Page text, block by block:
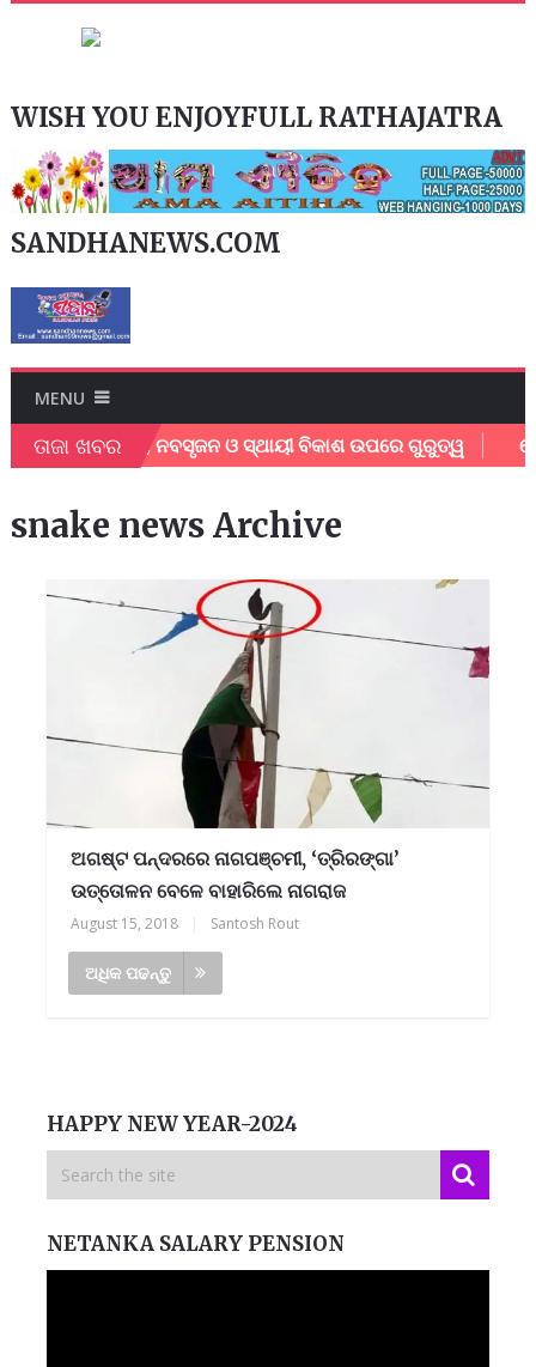
WISH YOU ENJOYFULL RATHAJATRA
SANDHANEWS.COM
MENU
ତାଜା ଖବର
ଶିକ୍ଷା, ନବସୃଜନ ଓ ସ୍ଥାୟୀ ବିକାଶ ଉପରେ ଗୁରୁତ୍ୱ
snake news Archive
ଅଗଷ୍ଟ ପନ୍ଦରରେ ନାଗପଞ୍ଚମୀ, ‘ତ୍ରିରଙ୍ଗା’
ଉତ୍ତୋଳନ ବେଳେ ବାହାରିଲେ ନାଗରାଜ
August 15, 2018 Santosh Rout
ଅଧିକ ପଢନ୍ତୁ
HAPPY NEW YEAR-2024
NETANKA SALARY PENSION